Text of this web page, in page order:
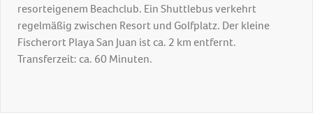
resorteigenem Beachclub. Ein Shuttlebus verkehrt
regelmäßig zwischen Resort und Golfplatz. Der kleine
Fischerort Playa San Juan ist ca. 2 km entfernt.
Transferzeit: ca. 60 Minuten.